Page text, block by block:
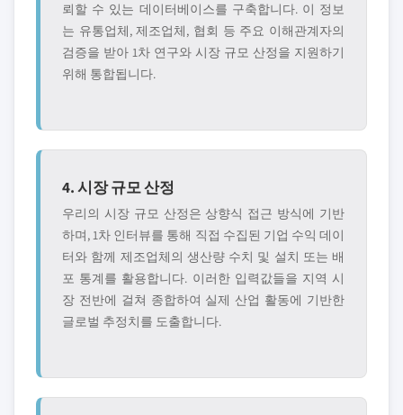
뢰할 수 있는 데이터베이스를 구축합니다. 이 정보
는 유통업체, 제조업체, 협회 등 주요 이해관계자의
검증을 받아 1차 연구와 시장 규모 산정을 지원하기
위해 통합됩니다.
4. 시장 규모 산정
우리의 시장 규모 산정은 상향식 접근 방식에 기반
하며, 1차 인터뷰를 통해 직접 수집된 기업 수익 데이
터와 함께 제조업체의 생산량 수치 및 설치 또는 배
포 통계를 활용합니다. 이러한 입력값들을 지역 시
장 전반에 걸쳐 종합하여 실제 산업 활동에 기반한
글로벌 추정치를 도출합니다.